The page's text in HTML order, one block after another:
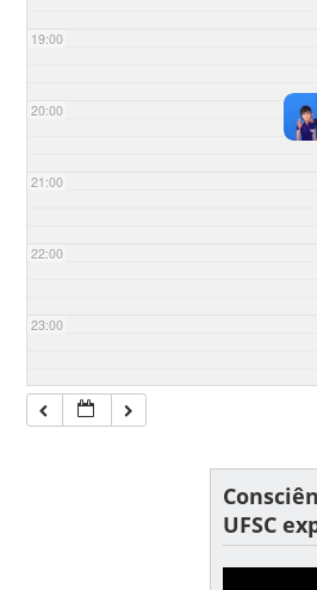
19:00
20:00
21:00
22:00
23:00
UFSC